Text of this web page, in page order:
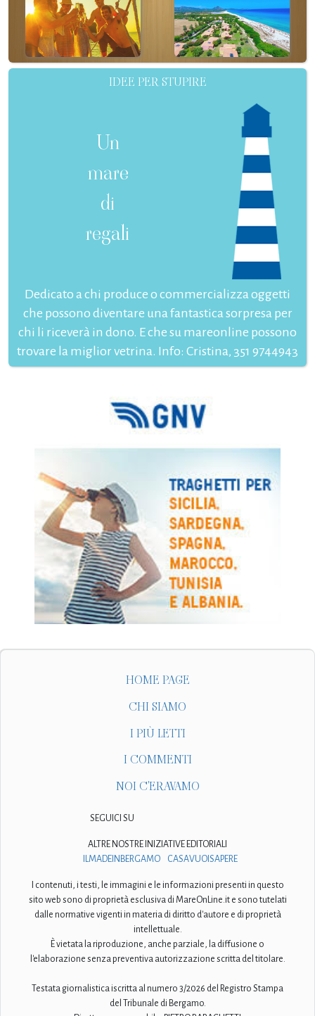
IDEE PER STUPIRE
Un
mare
di
regali
Dedicato a chi produce o commercializza oggetti
che possono diventare una fantastica sorpresa per
chi li riceverà in dono. E che su mareonline possono
trovare la miglior vetrina. Info: Cristina, 351 9744943
HOME PAGE
CHI SIAMO
I PIÙ LETTI
I COMMENTI
NOI C'ERAVAMO
SEGUICI SU
ALTRE NOSTRE INIZIATIVE EDITORIALI
ILMADEINBERGAMO
CASAVUOISAPERE
I contenuti, i testi, le immagini e le informazioni presenti in questo
sito web sono di proprietà esclusiva di MareOnLine.it e sono tutelati
dalle normative vigenti in materia di diritto d'autore e di proprietà
intellettuale.
È vietata la riproduzione, anche parziale, la diffusione o
l'elaborazione senza preventiva autorizzazione scritta del titolare.
Testata giornalistica iscritta al numero 3/2026 del Registro Stampa
del Tribunale di Bergamo.